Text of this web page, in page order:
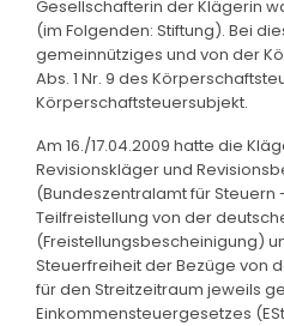
Gesellschafterin der Klägerin
(im Folgenden: Stiftung). Bei
gemeinnütziges und von der
Abs. 1 Nr. 9 des
Körperschaftsteuersubjekt.
Am 16./17.04.2009 hatte die
Revisionskläger und
(Bundeszentralamt für
Teilfreistellung von der
(Freistellungsbescheinigung)
Steuerfreiheit der Bezüge von
für den Streitzeitraum jeweils
Einkommensteuergesetzes